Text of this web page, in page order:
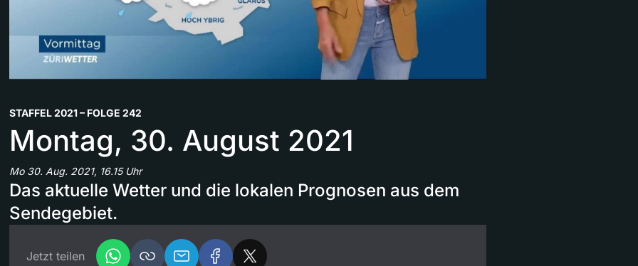
STAFFEL 2021 – FOLGE 242
Montag, 30. August 2021
Mo 30. Aug. 2021, 16.15 Uhr
Das aktuelle Wetter und die lokalen Prognosen aus dem
Sendegebiet.
Jetzt teilen